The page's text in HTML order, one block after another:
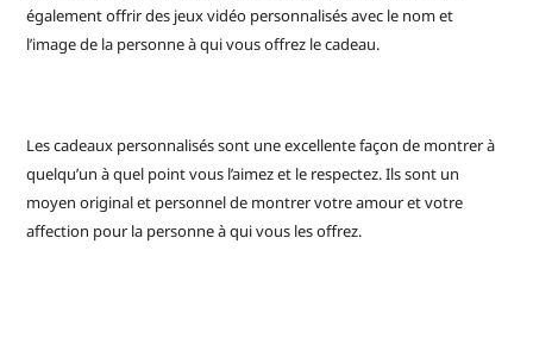
également offrir des jeux vidéo personnalisés avec le nom et
l’image de la personne à qui vous offrez le cadeau.
Les cadeaux personnalisés sont une excellente façon de montrer à
quelqu’un à quel point vous l’aimez et le respectez. Ils sont un
moyen original et personnel de montrer votre amour et votre
affection pour la personne à qui vous les offrez.